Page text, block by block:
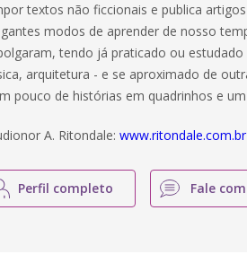
textos não ficcionais e publica
modos de aprender de nosso
tendo já praticado ou
arquitetura - e se aproximado de
pouco de histórias em quadrinhos e
A. Ritondale:www.ritondale.com.br
Perfil completo Fale